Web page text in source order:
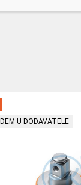
U DODAVATELE